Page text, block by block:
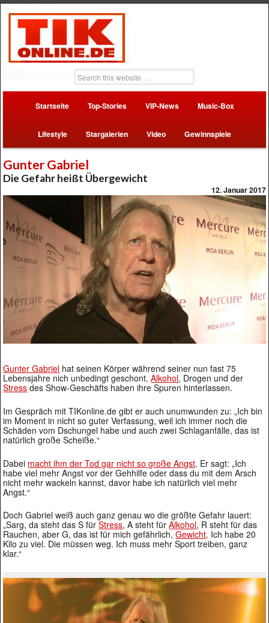
Startseite Top-Stories VIP-News Music-Box
Lifestyle Stargalerien Video Gewinnspiele
Gunter Gabriel
Die Gefahr heißt Übergewicht
12. Januar 2017
Gunter Gabriel hat seinen Körper während seiner nun fast 75
Lebensjahre nich unbedingt geschont.Alkohol, Drogen und der
Stress des Show-Geschäfts haben ihre Spuren hinterlassen.
Im Gespräch mit TIKonline.de gibt er auch unumwunden zu: „Ich bin
im Moment in nicht so guter Verfassung, weil ich immer noch die
Schäden vom Dschungel habe und auch zwei Schlaganfälle, das ist
natürlich große Scheiße.“
Dabei macht ihm der Tod gar nicht so große Angst. Er sagt: „Ich
habe viel mehr Angst vor der Gehhilfe oder dass du mit dem Arsch
nicht mehr wackeln kannst, davor habe ich natürlich viel mehr
Angst.“
Doch Gabriel weiß auch ganz genau wo die größte Gefahr lauert:
„Sarg, da steht das S fürStress, A steht fürAlkohol, R steht für das
Rauchen, aber G, das ist für mich gefährlich,Gewicht. Ich habe 20
Kilo zu viel. Die müssen weg. Ich muss mehr Sport treiben, ganz
klar.“